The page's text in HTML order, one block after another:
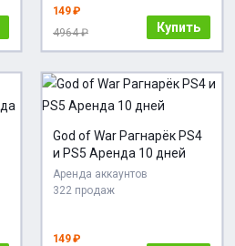
149 ₽
4964 ₽
Купить
God of War Рагнарёк PS4
и PS5 Аренда 10 дней
Аренда аккаунтов
322 продаж
149 ₽